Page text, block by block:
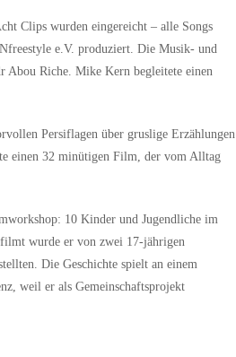
Clips wurden eingereicht – alle Songs
e.V. produziert. Die Musik- und
Abou Riche. Mike Kern begleitete einen
Persiflagen über gruslige Erzählungen
einen 32 minütigen Film, der vom Alltag
10 Kinder und Jugendliche im
wurde er von zwei 17-jährigen
Die Geschichte spielt an einem
weil er als Gemeinschaftsprojekt